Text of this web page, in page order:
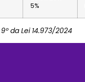
5%
da Lei 14.973/2024